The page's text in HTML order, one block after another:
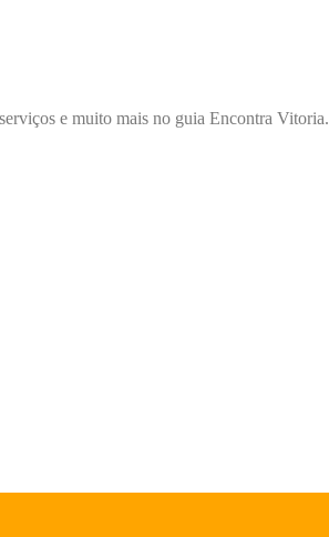
e muito mais no guia Encontra Vitoria.